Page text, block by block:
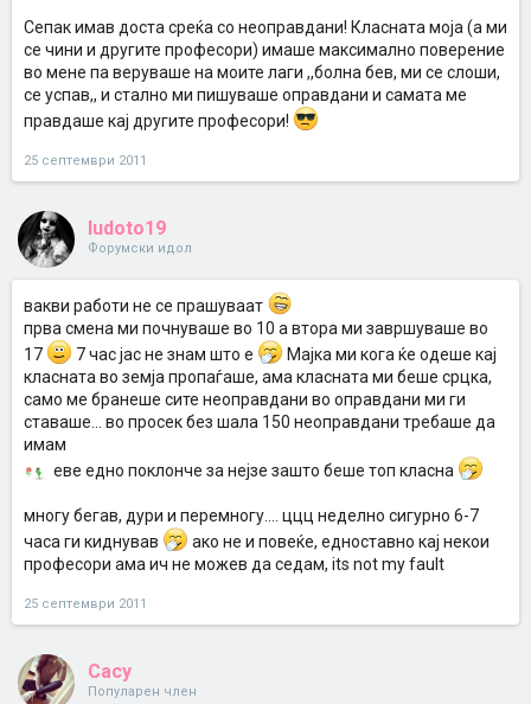
Сепак имав доста среќа со неоправдани! Класната моја (а ми
се чини и другите професори) имаше максимално поверение
во мене па веруваше на моите лаги ,,болна бев, ми се слоши,
се успав,, и стално ми пишуваше оправдани и самата ме
правдаше кај другите професори!
25 септември 2011
ludoto19
Форумски идол
вакви работи не се прашуваат
прва смена ми почнуваше во 10 а втора ми завршуваше во
17
7 час јас не знам што е
Mајка ми кога ќе одеше кај
класната во земја пропаѓаше, ама класната ми беше срцка,
само ме бранеше сите неоправдани во оправдани ми ги
ставаше... во просек без шала 150 неоправдани требаше да
имам
еве едно поклонче за нејзе зашто беше топ класна
многу бегав, дури и перемногу.... ццц неделно сигурно 6-7
часа ги киднував
ако не и повеќе, едноставно кај некои
професори ама ич не можев да седам, its not my fault
25 септември 2011
Cacy
Популарен член